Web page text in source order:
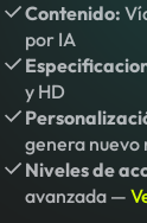
Contenido:
por IA
y HD
genera nuevo
Niveles de
avanzada —